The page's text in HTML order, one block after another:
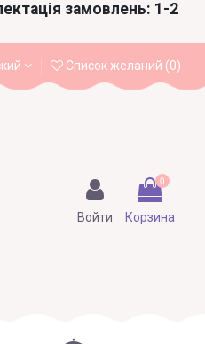
замовлень: 1-2
Список желаний (0)
Войти
0
Корзина